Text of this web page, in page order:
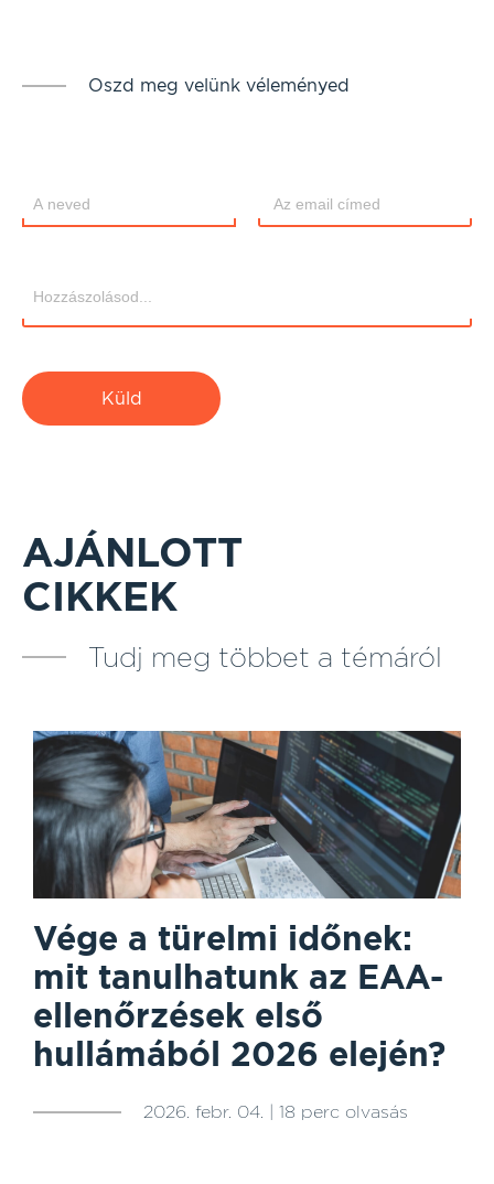
Oszd meg velünk véleményed
Küld
AJÁNLOTT
CIKKEK
Tudj meg többet a témáról
Vége a türelmi időnek:
mit tanulhatunk az EAA-
ellenőrzések első
hullámából 2026 elején?
2026. febr. 04. | 18 perc olvasás